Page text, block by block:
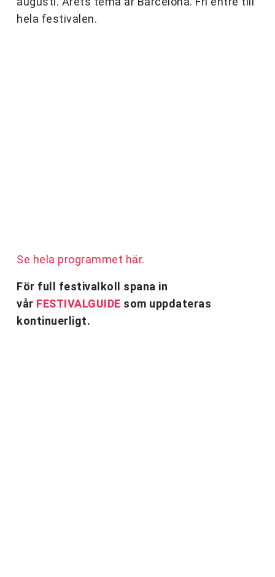
hela festivalen.
Se hela programmet här.
För full festivalkoll spana in
vår FESTIVALGUIDE som uppdateras
kontinuerligt.